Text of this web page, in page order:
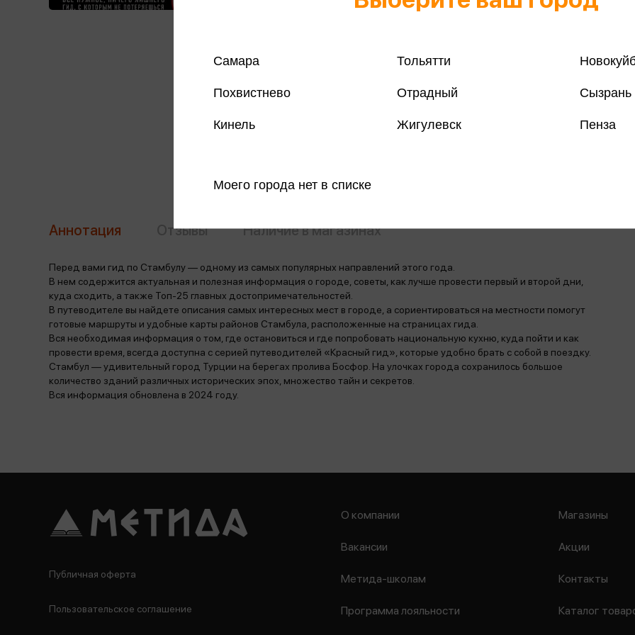
Все книги
Аннотация Отзывы Наличие в магазинах
Перед вами гид по Стамбулу — одному из самых популярных направлений этого года.
В нем содержится актуальная и полезная информация о городе, советы, как лучше провести первый и второй дни,
куда сходить, а также Топ-25 главных достопримечательностей.
В путеводителе вы найдете описания самых интересных мест в городе, а сориентироваться на местности помогут
готовые маршруты и удобные карты районов Стамбула, расположенные на страницах гида.
Вся необходимая информация о том, где остановиться и где попробовать национальную кухню, куда пойти и как
провести время, всегда доступна с серией путеводителей «Красный гид», которые удобно брать с собой в поездку.
Стамбул — удивительный город Турции на берегах пролива Босфор. На улочках города сохранилось большое
количество зданий различных исторических эпох, множество тайн и секретов.
Вся информация обновлена в 2024 году.
Самара Тольятти
Похвистнево Отрадный Сызрань
Кинель Жигулевск Пенза
Моего города нет в списке
О компании
Вакансии
Метида-школам
Программа лояльности
Магазины
Акции
Контакты
Каталог
Публичная оферта
Пользовательское соглашение